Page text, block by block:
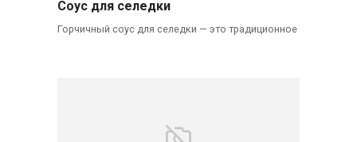
Соус для селедки
Горчичный соус для селедки — это традиционное